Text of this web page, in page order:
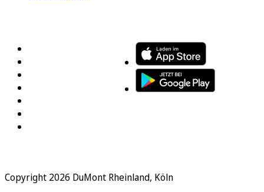
Copyright 2026 DuMont Rheinland, Köln